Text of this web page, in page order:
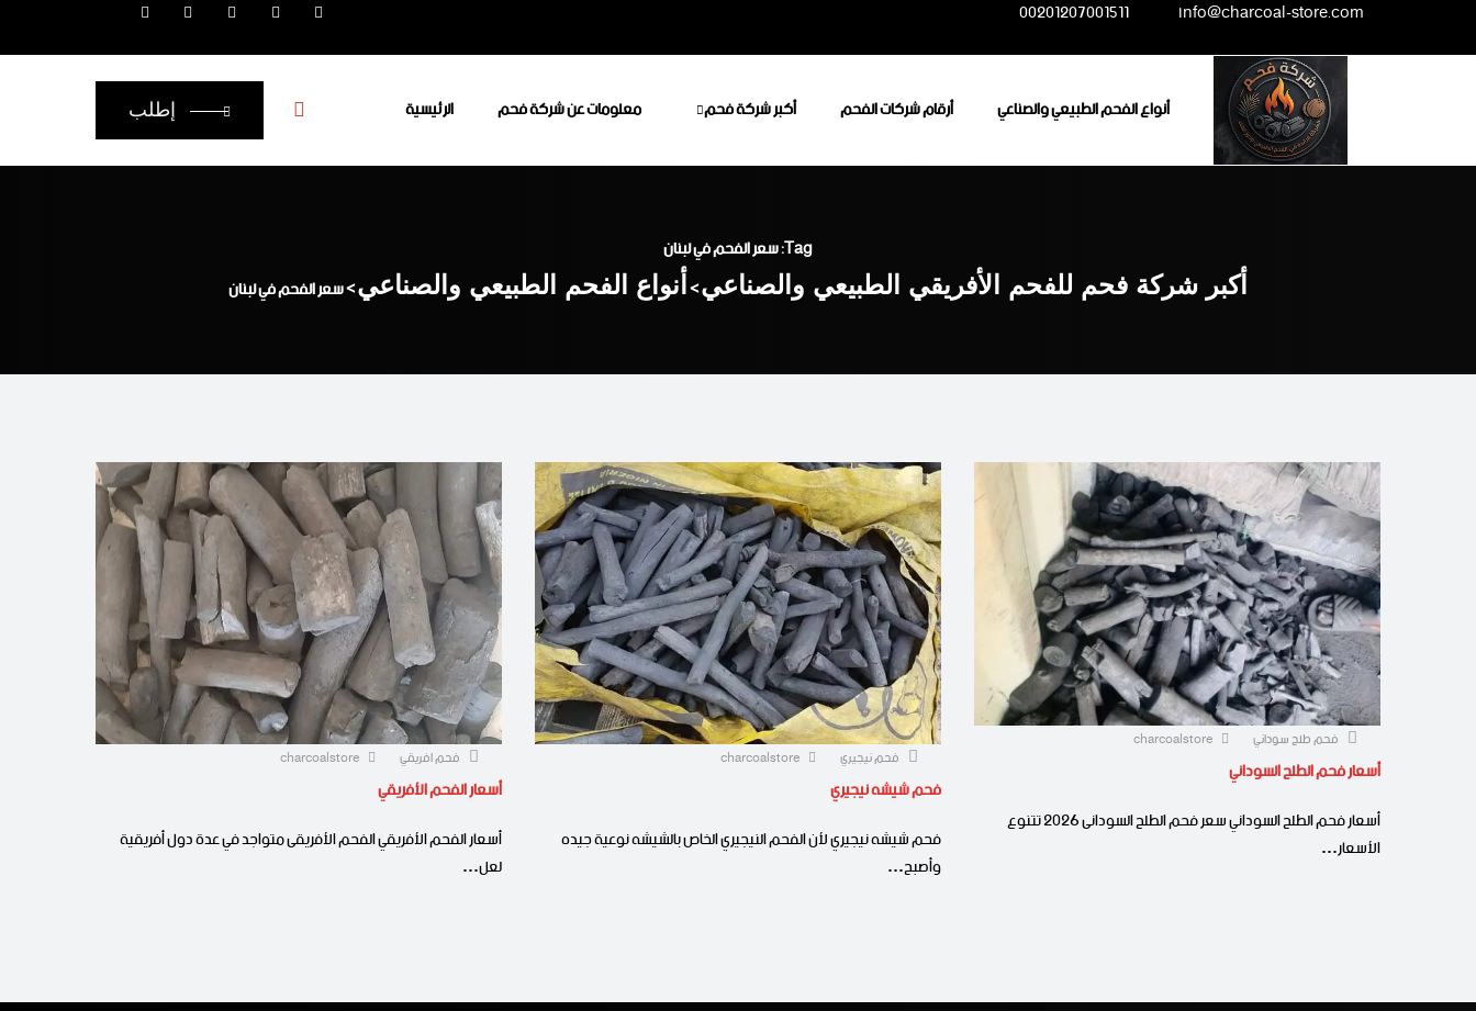
content
info@charcoal-store.com
00201207001511
الرئيسية معلومات عن شركة فحم أكبر شركة فحم أرقام شركات الفحم أنواع الفحم الطبيعي والصناعي إطلب
Tag: سعر الفحم في لبنان
أكبر شركة فحم للفحم الأفريقي الطبيعي والصناعي> أنواع الفحم الطبيعي والصناعي>سعر الفحم في لبنان
فحم طلح سوداني
أسعار فحم الطلح السوداني
أسعار فحم الطلح السوداني سعر فحم الطلح السودانى 2026 تتنوع
الأسعار…
فحم نيجيري
فحم شيشه نيجيري
فحم شيشه نيجيري لأن الفحم النيجيري الخاص بالشيشه نوعية جيده
وأصبح…
فحم افريقي
أسعار الفحم الأفريقي
أسعار الفحم الأفريقي الفحم الأفريقى متواجد في عدة دول أفريقية
لعل…